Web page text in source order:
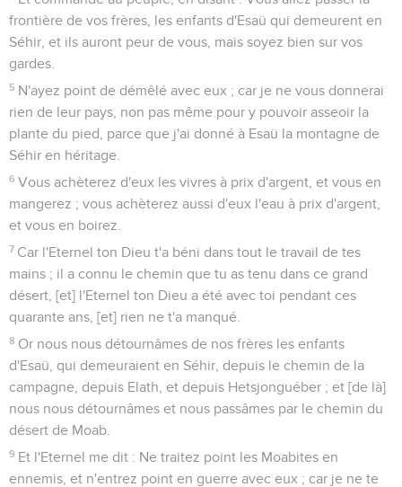
frontière de vos frères, les enfants d'Esaü qui demeurent en
Séhir, et ils auront peur de vous, mais soyez bien sur vos
gardes.
5 N'ayez point de démêlé avec eux ; car je ne vous donnerai
rien de leur pays, non pas même pour y pouvoir asseoir la
plante du pied, parce que j'ai donné à Esaü la montagne de
Séhir en héritage.
6 Vous achèterez d'eux les vivres à prix d'argent, et vous en
mangerez ; vous achèterez aussi d'eux l'eau à prix d'argent,
et vous en boirez.
7 Car l'Eternel ton Dieu t'a béni dans tout le travail de tes
mains ; il a connu le chemin que tu as tenu dans ce grand
désert, [et] l'Eternel ton Dieu a été avec toi pendant ces
quarante ans, [et] rien ne t'a manqué.
8 Or nous nous détournâmes de nos frères les enfants
d'Esaü, qui demeuraient en Séhir, depuis le chemin de la
campagne, depuis Elath, et depuis Hetsjonguéber ; et [de là]
nous nous détournâmes et nous passâmes par le chemin du
désert de Moab.
9 Et l'Eternel me dit : Ne traitez point les Moabites en
ennemis, et n'entrez point en guerre avec eux ; car je ne te